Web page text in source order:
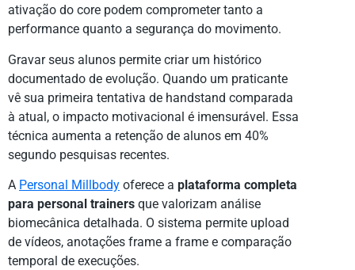
ativação do core podem comprometer tanto a
performance quanto a segurança do movimento.
Gravar seus alunos permite criar um histórico
documentado de evolução. Quando um praticante
vê sua primeira tentativa de handstand comparada
à atual, o impacto motivacional é imensurável. Essa
técnica aumenta a retenção de alunos em 40%
segundo pesquisas recentes.
A Personal Millbody oferece a plataforma completa
para personal trainers que valorizam análise
biomecânica detalhada. O sistema permite upload
de vídeos, anotações frame a frame e comparação
temporal de execuções.